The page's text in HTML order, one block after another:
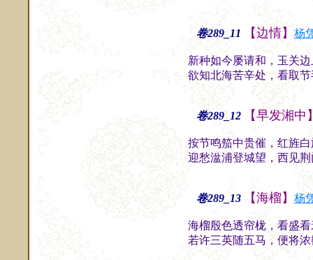
卷289_11 【边情】杨
新种如今屡请和，玉关
欲知北海苦辛处，看取
卷289_12 【早发湘中
按节鸣笳中贵催，红旌
迎愁湓浦登城望，西见
卷289_13 【海榴】 杨
海榴殷色透帘栊，看盛
若许三英随五马，便将